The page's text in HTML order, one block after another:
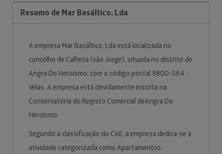
Resumo de Mar Basáltico, Lda
A empresa Mar Basáltico, Lda está localizada no
concelho de Calheta (são Jorge), situada no distrito de
Angra Do Heroísmo, com o código postal 9800-564 -
Velas. A empresa está devidamente inscrita na
Conservatória do Registo Comercial deAngra Do
Heroísmo.
Segundo a classificação do CAE, a empresa dedica-se à
atividade categorizada como Apartamentos